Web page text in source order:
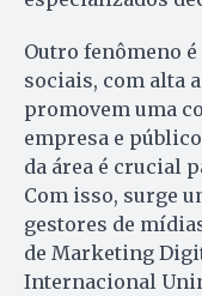
Outro fenômeno
sociais, com alta
promovem uma
empresa e
da área é crucial
Com isso, surge
gestores de
de Marketing
Internacional